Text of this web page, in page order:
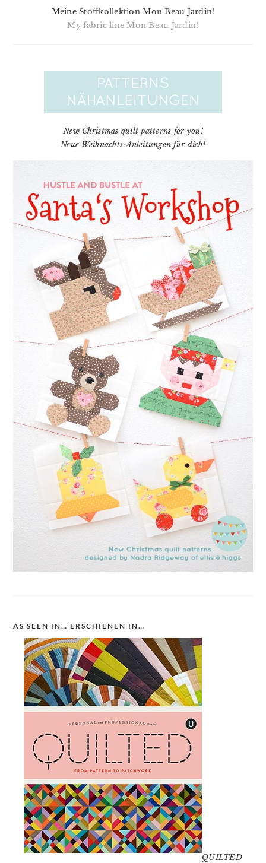
Meine Stoffkollektion Mon Beau Jardin!
My fabric line Mon Beau Jardin!
New Christmas quilt patterns for you!
Neue Weihnachts-Anleitungen für dich!
AS SEEN IN… ERSCHIENEN IN…
QUILTED